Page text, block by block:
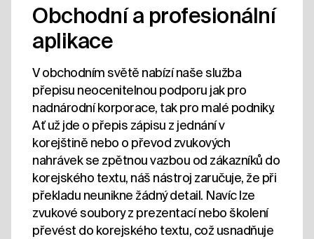
Obchodní a profesionální
aplikace
V obchodním světě nabízí naše služba
přepisu neocenitelnou podporu jak pro
nadnárodní korporace, tak pro malé podniky.
Ať už jde o přepis zápisu z jednání v
korejštině nebo o převod zvukových
nahrávek se zpětnou vazbou od zákazníků do
korejského textu, náš nástroj zaručuje, že při
překladu neunikne žádný detail. Navíc lze
zvukové soubory z prezentací nebo školení
převést do korejského textu, což usnadňuje